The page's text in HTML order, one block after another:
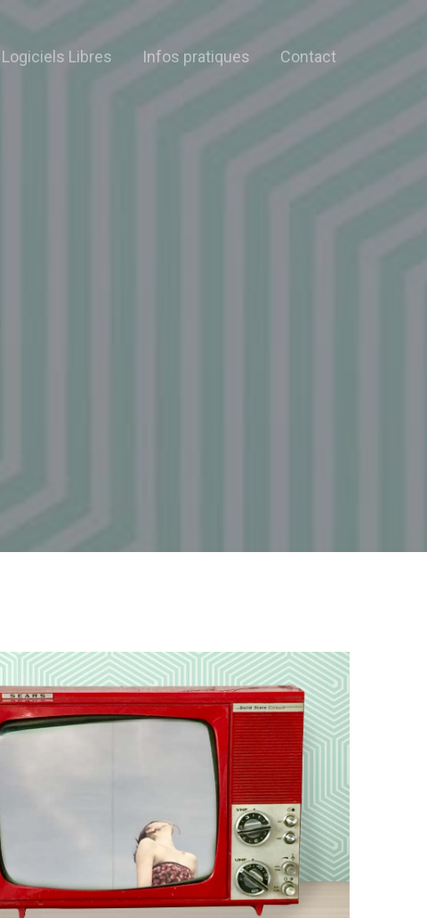
Logiciels Libres Infos pratiques Contact